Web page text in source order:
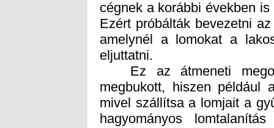
eljuttatni.
Ez az átmeneti
megbukott, hiszen
mivel szállítsa a lomjait a
hagyományos
rendetlenséggel,